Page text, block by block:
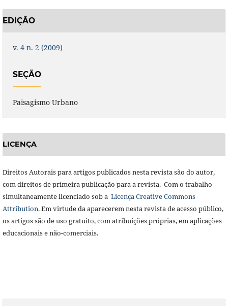
EDIÇÃO
v. 4 n. 2 (2009)
SEÇÃO
Paisagismo Urbano
LICENÇA
Direitos Autorais para artigos publicados nesta revista são do autor,
com direitos de primeira publicação para a revista. Com o trabalho
simultaneamente licenciado sob a Licença Creative Commons
Attribution. Em virtude da aparecerem nesta revista de acesso público,
os artigos são de uso gratuito, com atribuições próprias, em aplicações
educacionais e não-comerciais.